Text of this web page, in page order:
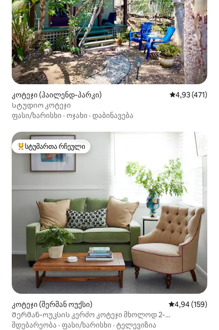
კოტეჯი (ჰაილენდ-პარკი) საშუალო
4,93 (471)
Სტუდიო კოტეჯი
ფასი/ხარისხი · ოჯახი · დაბინავება
სტუმართა რჩეული მოწინავე ვარიანტი
სტუმართა რჩეული
კოტეჯი (შერმან ოუქსი) საშუალო
4,94 (159)
Შერმან-ოუკსის კერძო კოტეჯი მხოლოდ 2-
ვარსკვლავიანი პერიოდით
მდებარეობა · ფასი/ხარისხი · ტელევიზია